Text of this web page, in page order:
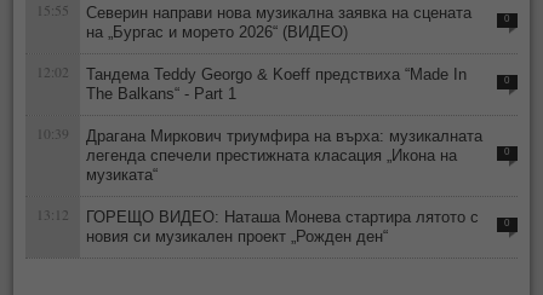
15:55
Северин направи нова музикална заявка на сцената
на „Бургас и морето 2026“ (ВИДЕО)
0
12:02
Тандема Teddy Georgo & Koeff предствиха “Made In
The Balkans“ - Part 1
0
10:39
Драгана Миркович триумфира на върха: музикалната
легенда спечели престижната класация „Икона на
музиката“
0
13:12
ГОРЕЩО ВИДЕО: Наташа Монева стартира лятото с
новия си музикален проект „Рожден ден“
0